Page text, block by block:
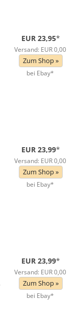
EUR 23,95*
Versand: EUR 0,00
Zum Shop »
bei Ebay*
EUR 23,99*
Versand: EUR 0,00
Zum Shop »
bei Ebay*
EUR 23,99*
Versand: EUR 0,00
Zum Shop »
bei Ebay*